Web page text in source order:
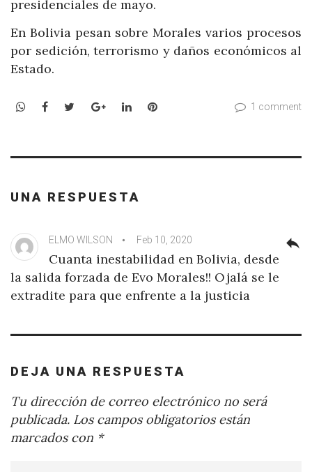
presidenciales de mayo.
En Bolivia pesan sobre Morales varios procesos
por sedición, terrorismo y daños económicos al
Estado.
WhatsApp
Facebook
TwitterGoogle+LinkedInPinterest 1 comment
UNA RESPUESTA
ELMO WILSON Feb 10, 2020
Cuanta inestabilidad en Bolivia, desde
la salida forzada de Evo Morales!! Ojalá se le
extradite para que enfrente a la justicia
reply
DEJA UNA RESPUESTA
Tu dirección de correo electrónico no será
publicada. Los campos obligatorios están
marcados con *